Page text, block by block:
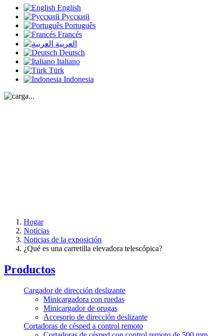
English
Русский
Português
Francés
العربية
Deutsch
Italiano
Türk
Indonesia
Hogar
Noticias
Noticias de la exposición
¿Qué es una carretilla elevadora telescópica?
Productos
Cargador de dirección deslizante
Minicargadora con ruedas
Minicargador de orugas
Accesorio de dirección deslizante
Cortadoras de césped a control remoto